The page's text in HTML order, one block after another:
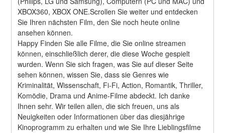
XBOX360, XBOX ONE.Scrollen Sie weiter und entdecken
Sie Ihren nächsten Film, den Sie noch heute online
ansehen können.
Happy Finden Sie alle Filme, die Sie online streamen
können, einschließlich derer, die diese Woche gespielt
wurden. Wenn Sie sich fragen, was Sie auf dieser Seite
sehen können, wissen Sie, dass sie Genres wie
Kriminalität, Wissenschaft, Fi-Fi, Action, Romantik, Thriller,
Komödie, Drama und Anime-Filme abdeckt. Ich danke
Ihnen sehr. Wir teilen allen, die sich freuen, uns als
Neuigkeiten oder Informationen über das diesjährige
Kinoprogramm zu erhalten und wie Sie Ihre Lieblingsfilme